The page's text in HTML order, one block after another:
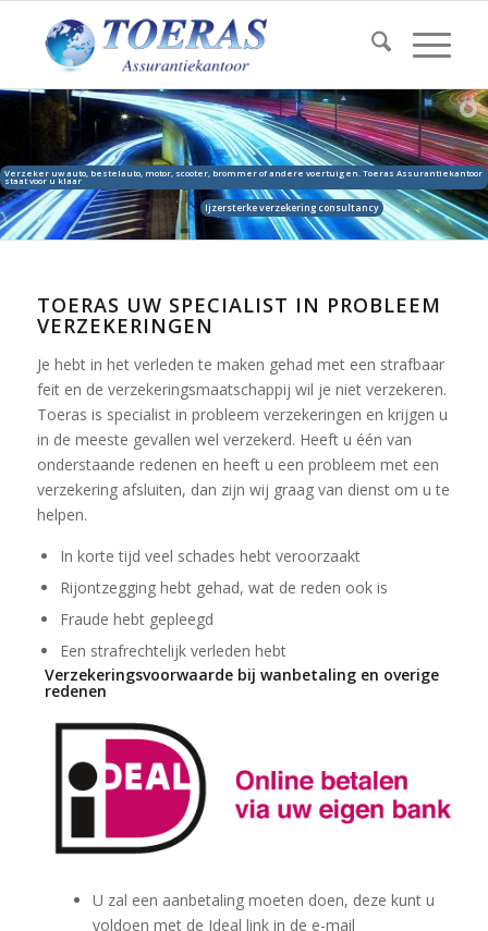
Ijzersterke verzekering consultancy
Verzeker uw auto, bestelauto, motor, scooter, brommer of andere voertuigen. Toeras Assurantiekantoor
staat voor u klaar
TOERAS UW SPECIALIST IN PROBLEEM
VERZEKERINGEN
Je hebt in het verleden te maken gehad met een strafbaar
feit en de verzekeringsmaatschappij wil je niet verzekeren.
Toeras is specialist in probleem verzekeringen en krijgen u
in de meeste gevallen wel verzekerd. Heeft u één van
onderstaande redenen en heeft u een probleem met een
verzekering afsluiten, dan zijn wij graag van dienst om u te
helpen.
In korte tijd veel schades hebt veroorzaakt
Rijontzegging hebt gehad, wat de reden ook is
Fraude hebt gepleegd
Een strafrechtelijk verleden hebt
Verzekeringsvoorwaarde bij wanbetaling en overige
redenen
U zal een aanbetaling moeten doen, deze kunt u
voldoen met de Ideal link in de e-mail